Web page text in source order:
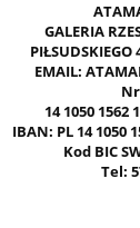
GALERIA
PIŁSUDSKIEGO
EMAIL:
14 1050 1562
IBAN: PL 14 1050
Kod BIC
Tel: